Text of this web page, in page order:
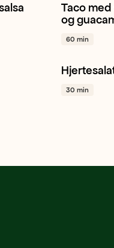
+ 1
Taco
og
60 min
30 min